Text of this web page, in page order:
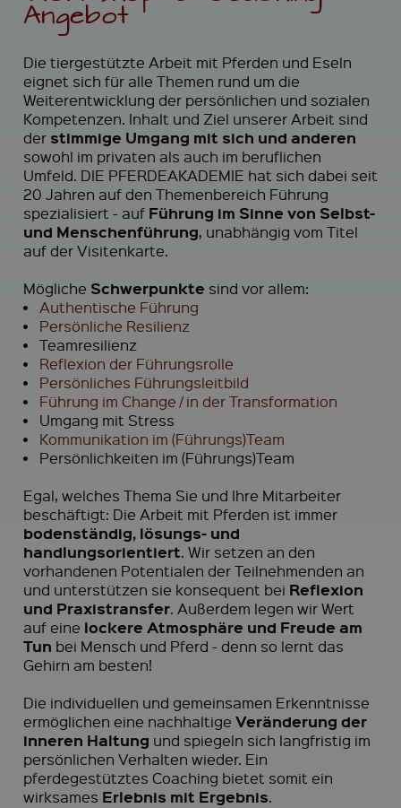
Angebot
Die tiergestützte Arbeit mit Pferden und Eseln
eignet sich für alle Themen rund um die
Weiterentwicklung der persönlichen und sozialen
Kompetenzen. Inhalt und Ziel unserer Arbeit sind
der stimmige Umgang mit sich und anderen
sowohl im privaten als auch im beruflichen
Umfeld. DIE PFERDEAKADEMIE hat sich dabei seit
20 Jahren auf den Themenbereich Führung
spezialisiert - auf Führung im Sinne von Selbst-
und Menschenführung, unabhängig vom Titel
auf der Visitenkarte.
Mögliche Schwerpunkte sind vor allem:
• Authentische Führung
• Persönliche Resilienz
• Teamresilienz
• Reflexion der Führungsrolle
• Persönliches Führungsleitbild
• Führung im Change / in der Transformation
• Umgang mit Stress
• Kommunikation im (Führungs)Team
•
Persönlichkeiten im (Führungs)Team
Egal, welches Thema Sie und Ihre Mitarbeiter
beschäftigt: Die Arbeit mit Pferden ist immer
bodenständig, lösungs- und
handlungsorientiert. Wir setzen an den
vorhandenen Potentialen der Teilnehmenden an
und unterstützen sie konsequent bei Reflexion
und Praxistransfer. Außerdem legen wir Wert
auf eine lockere Atmosphäre und Freude am
Tun bei Mensch und Pferd - denn so lernt das
Gehirn am besten!
Die individuellen und gemeinsamen Erkenntnisse
ermöglichen eine nachhaltige Veränderung der
inneren Haltung und spiegeln sich langfristig im
persönlichen Verhalten wieder. Ein
pferdegestütztes Coaching bietet somit ein
wirksames Erlebnis mit Ergebnis.